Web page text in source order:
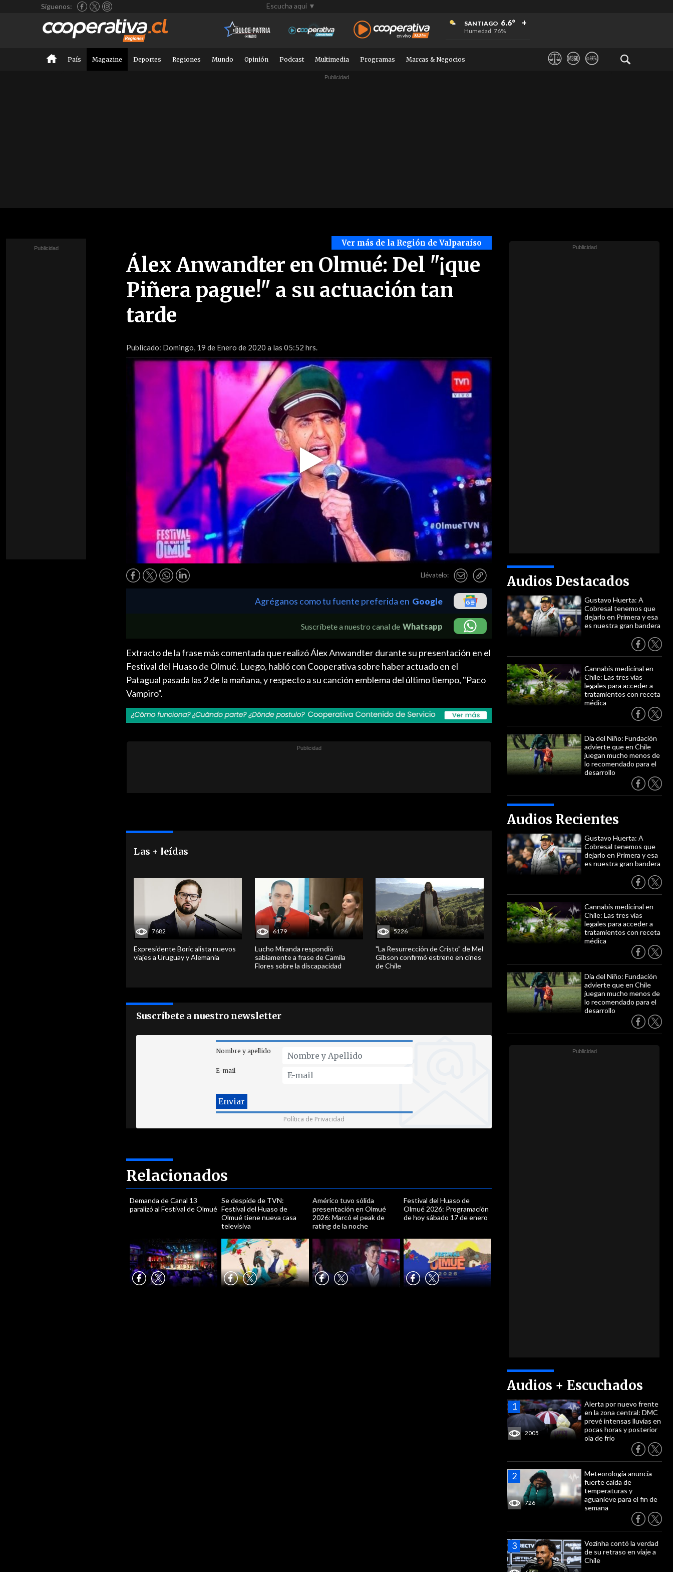
Síguenos: Escucha aquí ▼
SANTIAGO 6.6°
Humedad 76%
+
+
+
País Magazine Deportes Regiones Mundo Opinión Podcast Multimedia Programas Marcas & Negocios
Ver más de la Región de Valparaíso
Álex Anwandter en Olmué: Del "¡que
Piñera pague!" a su actuación tan
tarde
Publicado: Domingo, 19 de Enero de 2020 a las 05:52 hrs.
Play
Video
Llévatelo: Audios Destacados
Gustavo Huerta: A
Cobresal tenemos que
dejarlo en Primera y esa
es nuestra gran bandera
Cannabis medicinal en
Chile: Las tres vías
legales para acceder a
tratamientos con receta
médica
Día del Niño: Fundación
advierte que en Chile
juegan mucho menos de
lo recomendado para el
desarrollo
Audios Recientes
Gustavo Huerta: A
Cobresal tenemos que
dejarlo en Primera y esa
es nuestra gran bandera
Cannabis medicinal en
Chile: Las tres vías
legales para acceder a
tratamientos con receta
médica
Día del Niño: Fundación
advierte que en Chile
juegan mucho menos de
lo recomendado para el
desarrollo
Audios + Escuchados
2005
Alerta por nuevo frente
en la zona central: DMC
prevé intensas lluvias en
pocas horas y posterior
ola de frío
726
Meteorología anuncia
fuerte caída de
temperaturas y
aguanieve para el fin de
semana
Vozinha contó la verdad
de su retraso en viaje a
Chile
Agréganos como tu fuente preferida en Google
Suscríbete a nuestro canal de Whatsapp
Extracto de la frase más comentada que realizó Álex Anwandter durante su presentación en el
Festival del Huaso de Olmué. Luego, habló con Cooperativa sobre haber actuado en el
Patagual pasada las 2 de la mañana, y respecto a su canción emblema del último tiempo, "Paco
Vampiro".
Las + leídas
7682
Expresidente Boric alista nuevos
viajes a Uruguay y Alemania
6179
Lucho Miranda respondió
sabiamente a frase de Camila
Flores sobre la discapacidad
5226
"La Resurrección de Cristo" de Mel
Gibson confirmó estreno en cines
de Chile
Suscríbete a nuestro newsletter
Nombre y apellido
E-mail
Política de Privacidad
Relacionados
Demanda de Canal 13
paralizó al Festival de Olmué
Se despide de TVN:
Festival del Huaso de
Olmué tiene nueva casa
televisiva
Américo tuvo sólida
presentación en Olmué
2026: Marcó el peak de
rating de la noche
Festival del Huaso de
Olmué 2026: Programación
de hoy sábado 17 de enero